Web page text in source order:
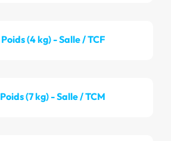
Poids (4 kg) - Salle / TCF
Poids (7 kg) - Salle / TCM